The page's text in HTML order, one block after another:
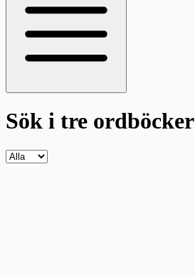
Sök i tre ordböcker